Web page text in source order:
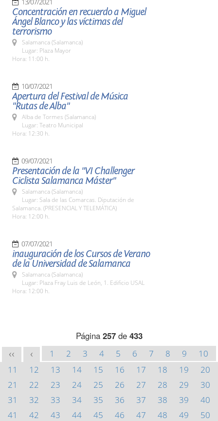
Concentración en recuerdo a Miguel
Ángel Blanco y las víctimas del
terrorismo
Salamanca (Salamanca)
Lugar: Plaza Mayor
Hora: 11:00 h.
10/07/2021
Apertura del Festival de Música
"Rutas de Alba"
Alba de Tormes (Salamanca)
Lugar: Teatro Municipal
Hora: 12:30 h.
09/07/2021
Presentación de la "VI Challenger
Ciclista Salamanca Máster"
Salamanca (Salamanca)
Lugar: Sala de las Comarcas. Diputación de
Salamanca. (PRESENCIAL Y TELEMÁTICA)
Hora: 12:00 h.
07/07/2021
inauguración de los Cursos de Verano
de la Universidad de Salamanca
Salamanca (Salamanca)
Lugar: Plaza Fray Luis de León, 1. Edificio USAL
Hora: 12:00 h.
Página 257de 433
<< < 1 2 3 4 5 6 7 8 9
10
11
12 13 14 15 16 17 18 19
20
21
22 23 24 25 26 27 28 29
30
31
32 33 34 35 36 37 38 39
40
41
42 43 44 45 46 47 48 49
50